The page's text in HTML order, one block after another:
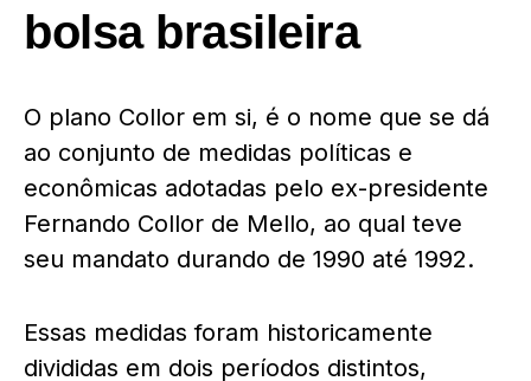
bolsa brasileira
O plano Collor em si, é o nome que se dá
ao conjunto de medidas políticas e
econômicas adotadas pelo ex-presidente
Fernando Collor de Mello, ao qual teve
seu mandato durando de 1990 até 1992.
Essas medidas foram historicamente
divididas em dois períodos distintos,